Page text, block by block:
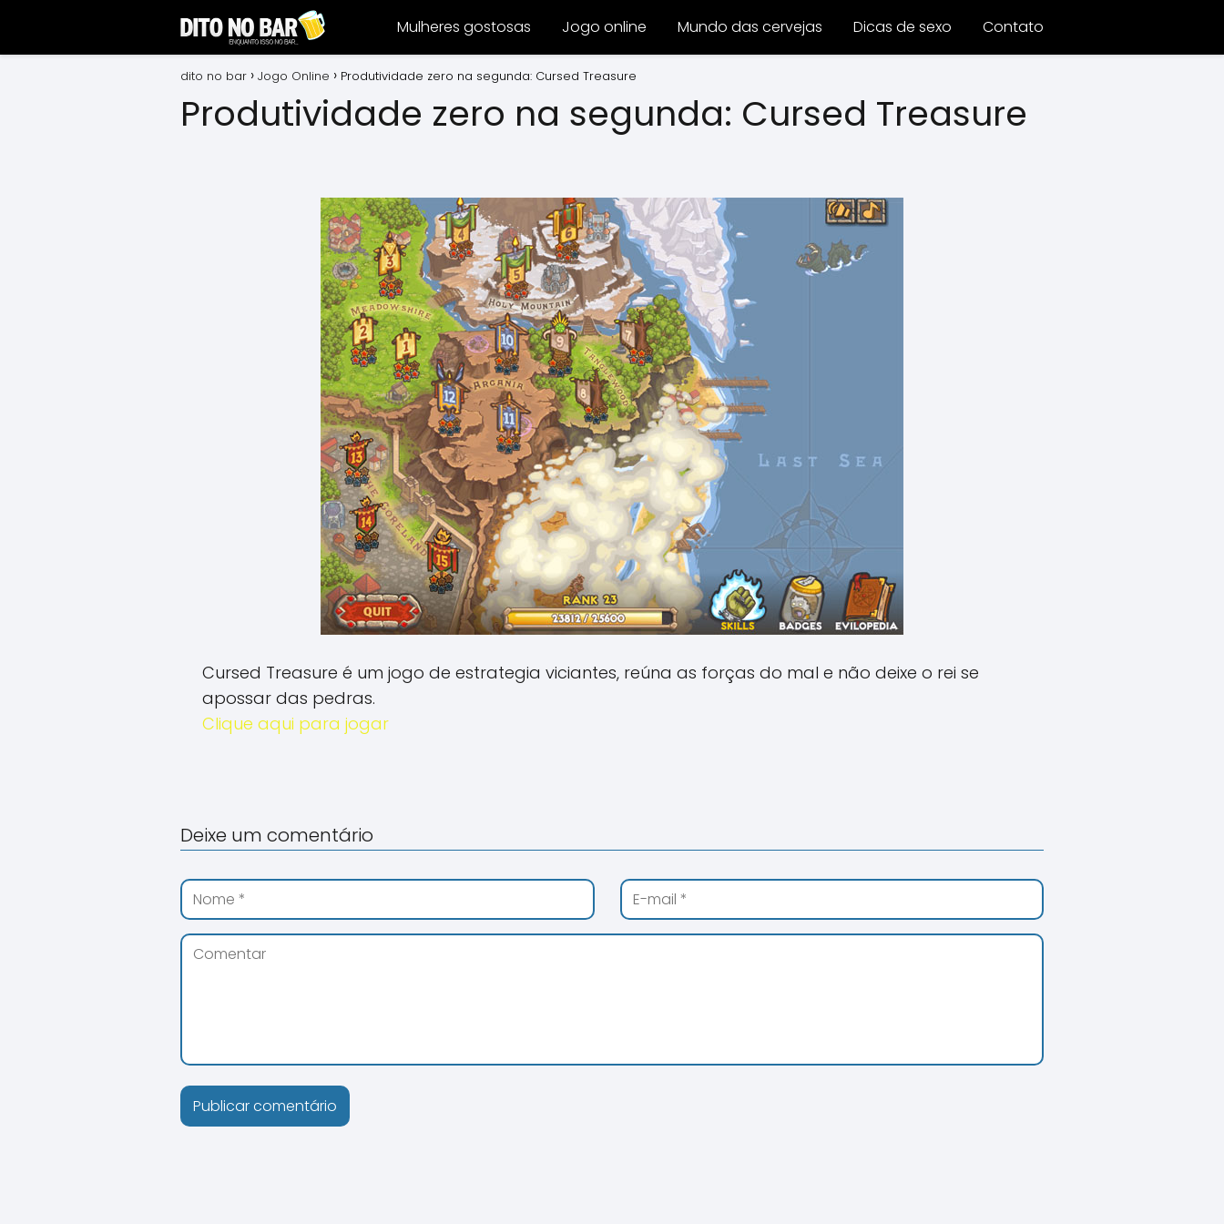
Mulheres gostosas Jogo online Mundo das cervejas Dicas de sexo Contato
dito no bar Jogo Online Produtividade zero na segunda: Cursed Treasure
Produtividade zero na segunda: Cursed Treasure
Cursed Treasure é um jogo de estrategia viciantes, reúna as forças do mal e não deixe o rei se
apossar das pedras.
Clique aqui para jogar
Deixe um comentário